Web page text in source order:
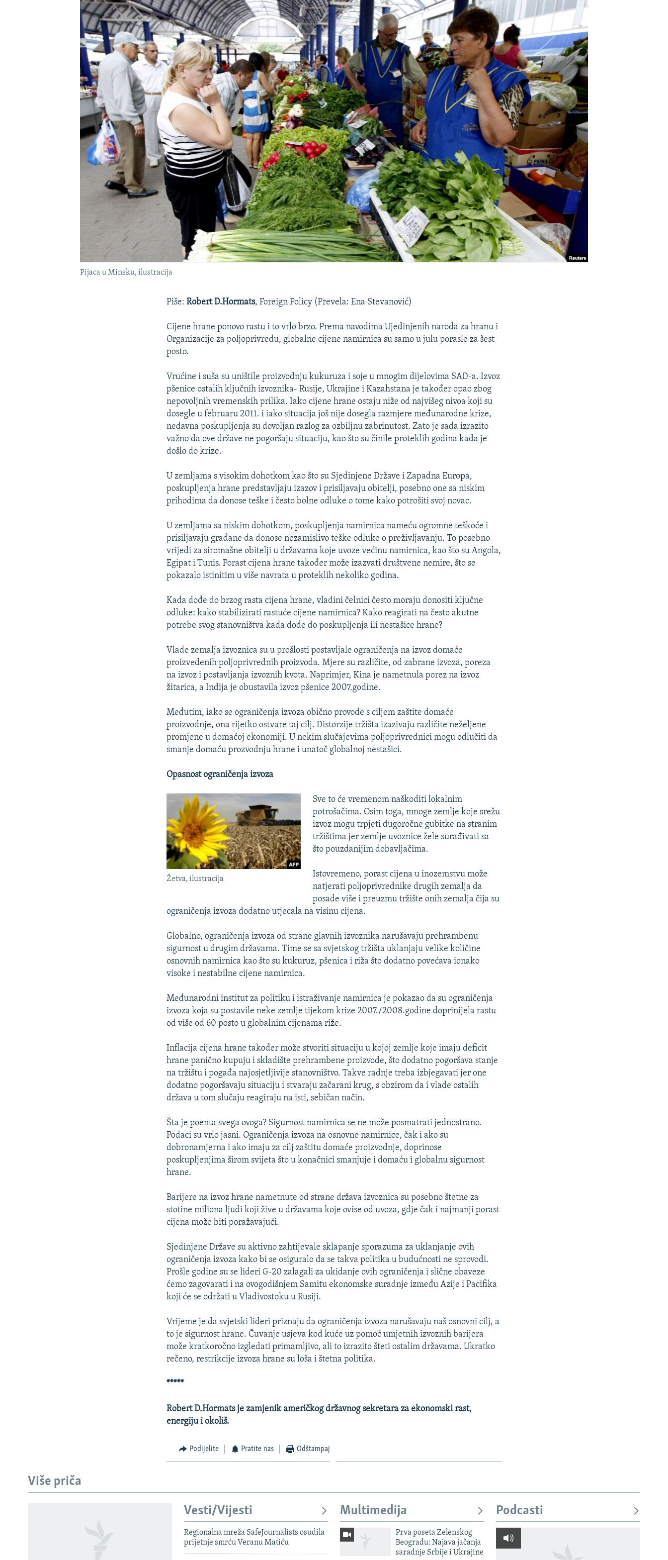
GENOCID U SREBRENICI
POPLAVE I KLIZIŠTA U BIH 2024.
TRI DECENIJE OD RATA U BIH
Pijaca u Minsku, ilustracija
Piše:Robert D.Hormats, Foreign Policy (Prevela: Ena Stevanović)
Cijene hrane ponovo rastu i to vrlo brzo. Prema navodima Ujedinjenih naroda za hranu i
Organizacije za poljoprivredu, globalne cijene namirnica su samo u julu porasle za šest
posto.
Vrućine i suša su uništile proizvodnju kukuruza i soje u mnogim dijelovima SAD-a. Izvoz
pšenice ostalih ključnih izvoznika- Rusije, Ukrajine i Kazahstana je također opao zbog
nepovoljnih vremenskih prilika. Iako cijene hrane ostaju niže od najvišeg nivoa koji su
dosegle u februaru 2011. i iako situacija još nije dosegla razmjere međunarodne krize,
nedavna poskupljenja su dovoljan razlog za ozbiljnu zabrinutost. Zato je sada izrazito
važno da ove države ne pogoršaju situaciju, kao što su činile proteklih godina kada je
došlo do krize.
U zemljama s visokim dohotkom kao što su Sjedinjene Države i Zapadna Europa,
poskupljenja hrane predstavljaju izazov i prisiljavaju obitelji, posebno one sa niskim
prihodima da donose teške i često bolne odluke o tome kako potrošiti svoj novac.
U zemljama sa niskim dohotkom, poskupljenja namirnica nameću ogromne teškoće i
prisiljavaju građane da donose nezamislivo teške odluke o preživljavanju. To posebno
vrijedi za siromašne obitelji u državama koje uvoze većinu namirnica, kao što su Angola,
Egipat i Tunis. Porast cijena hrane također može izazvati društvene nemire, što se
pokazalo istinitim u više navrata u proteklih nekoliko godina.
Kada dođe do brzog rasta cijena hrane, vladini čelnici često moraju donositi ključne
odluke: kako stabilizirati rastuće cijene namirnica? Kako reagirati na često akutne
potrebe svog stanovništva kada dođe do poskupljenja ili nestašice hrane?
Vlade zemalja izvoznica su u prošlosti postavljale ograničenja na izvoz domaće
proizvedenih poljoprivrednih proizvoda. Mjere su različite, od zabrane izvoza, poreza
na izvoz i postavljanja izvoznih kvota. Naprimjer, Kina je nametnula porez na izvoz
žitarica, a Indija je obustavila izvoz pšenice 2007.godine.
Međutim, iako se ograničenja izvoza obično provode s ciljem zaštite domaće
proizvodnje, ona rijetko ostvare taj cilj. Distorzije tržišta izazivaju različite neželjene
promjene u domaćoj ekonomiji. U nekim slučajevima poljoprivrednici mogu odlučiti da
smanje domaću prozvodnju hrane i unatoč globalnoj nestašici.
Opasnost ograničenja izvoza
Žetva, ilustracija
Sve to će vremenom naškoditi lokalnim
potrošačima. Osim toga, mnoge zemlje koje srežu
izvoz mogu trpjeti dugoročne gubitke na stranim
tržištima jer zemlje uvoznice žele surađivati sa
što pouzdanijim dobavljačima.
Istovremeno, porast cijena u inozemstvu može
natjerati poljoprivrednike drugih zemalja da
posade više i preuzmu tržište onih zemalja čija su
ograničenja izvoza dodatno utjecala na visinu cijena.
Globalno, ograničenja izvoza od strane glavnih izvoznika narušavaju prehrambenu
sigurnost u drugim državama. Time se sa svjetskog tržišta uklanjaju velike količine
osnovnih namirnica kao što su kukuruz, pšenica i riža što dodatno povećava ionako
visoke i nestabilne cijene namirnica.
Međunarodni institut za politiku i istraživanje namirnica je pokazao da su ograničenja
izvoza koja su postavile neke zemlje tijekom krize 2007./2008.godine doprinijela rastu
od više od 60 posto u globalnim cijenama riže.
Inflacija cijena hrane također može stvoriti situaciju u kojoj zemlje koje imaju deficit
hrane panično kupuju i skladište prehrambene proizvode, što dodatno pogoršava stanje
na tržištu i pogađa najosjetljivije stanovništvo. Takve radnje treba izbjegavati jer one
dodatno pogoršavaju situaciju i stvaraju začarani krug, s obzirom da i vlade ostalih
država u tom slučaju reagiraju na isti, sebičan način.
Šta je poenta svega ovoga? Sigurnost namirnica se ne može posmatrati jednostrano.
Podaci su vrlo jasni. Ograničenja izvoza na osnovne namirnice, čak i ako su
dobronamjerna i ako imaju za cilj zaštitu domaće proizvodnje, doprinose
poskupljenjima širom svijeta što u konačnici smanjuje i domaću i globalnu sigurnost
hrane.
Barijere na izvoz hrane nametnute od strane država izvoznica su posebno štetne za
stotine miliona ljudi koji žive u državama koje ovise od uvoza, gdje čak i najmanji porast
cijena može biti poražavajući.
Sjedinjene Države su aktivno zahtijevale sklapanje sporazuma za uklanjanje ovih
ograničenja izvoza kako bi se osiguralo da se takva politika u budućnosti ne sprovodi.
Prošle godine su se lideri G-20 zalagali za ukidanje ovih ograničenja i slične obaveze
ćemo zagovarati i na ovogodišnjem Samitu ekonomske suradnje između Azije i Pacifika
koji će se održati u Vladivostoku u Rusiji.
Vrijeme je da svjetski lideri priznaju da ograničenja izvoza narušavaju naš osnovni cilj, a
to je sigurnost hrane. Čuvanje usjeva kod kuće uz pomoć umjetnih izvoznih barijera
može kratkoročno izgledati primamljivo, ali to izrazito šteti ostalim državama. Ukratko
rečeno, restrikcije izvoza hrane su loša i štetna politika.
*****
Robert D.Hormats je zamjenik američkog državnog sekretara za ekonomski rast,
energiju i okoliš.
Podijelite Pratite nas Odštampaj
Više priča
Vesti/Vijesti
Regionalna mreža SafeJournalists osudila
prijetnje smrću Veranu Matiću
Multimedija
Prva poseta Zelenskog
Beogradu: Najava jačanja
saradnje Srbije i Ukrajine
Podcasti